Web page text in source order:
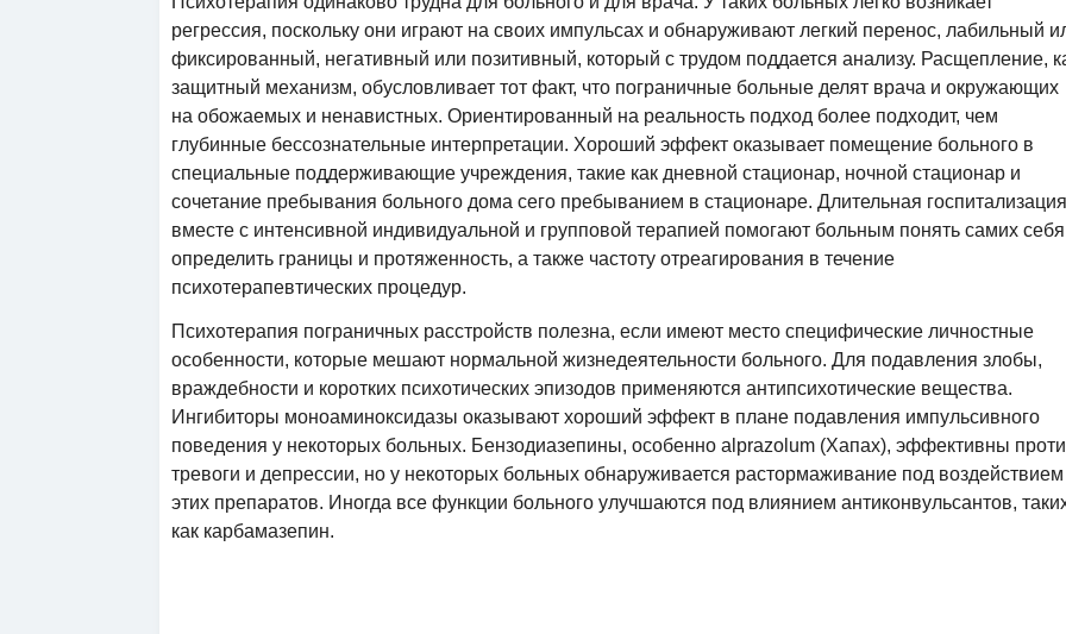
регрессия, поскольку они играют на своих импульсах и обнаруживают легкий перенос, лабильный
фиксированный, негативный или позитивный, который с трудом поддается анализу. Расщепление,
защитный механизм, обусловливает тот факт, что пограничные больные делят врача и окружающих
на обожаемых и ненавистных. Ориентированный на реальность подход более подходит, чем
глубинные бессознательные интерпретации. Хороший эффект оказывает помещение больного в
специальные поддерживающие учреждения, такие как дневной стационар, ночной стационар и
сочетание пребывания больного дома сего пребыванием в стационаре. Длительная госпитализация
вместе с интенсивной индивидуальной и групповой терапией помогают больным понять самих
определить границы и протяженность, а также частоту отреагирования в течение
психотерапевтических процедур.
Психотерапия пограничных расстройств полезна, если имеют место специфические личностные
особенности, которые мешают нормальной жизнедеятельности больного. Для подавления злобы,
враждебности и коротких психотических эпизодов применяются антипсихотические вещества.
Ингибиторы моноаминоксидазы оказывают хороший эффект в плане подавления импульсивного
поведения у некоторых больных. Бензодиазепины, особенно alprazolum (Хапах), эффективны
тревоги и депрессии, но у некоторых больных обнаруживается растормаживание под воздействием
этих препаратов. Иногда все функции больного улучшаются под влиянием антиконвульсантов,
как карбамазепин.